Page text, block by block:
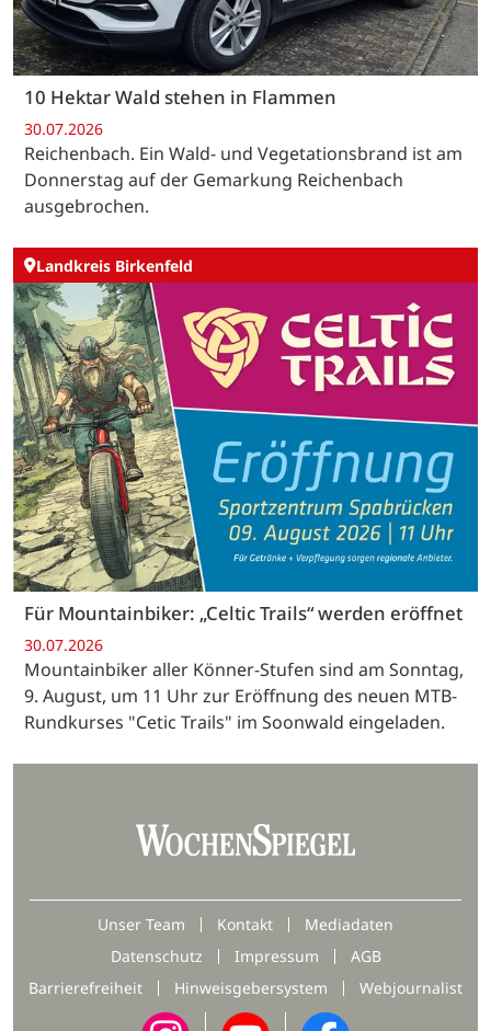
10 Hektar Wald stehen in Flammen
30.07.2026
Reichenbach. Ein Wald- und Vegetationsbrand ist am
Donnerstag auf der Gemarkung Reichenbach
ausgebrochen.
Landkreis Birkenfeld
Für Mountainbiker: „Celtic Trails“ werden eröffnet
30.07.2026
Mountainbiker aller Könner-Stufen sind am Sonntag,
9. August, um 11 Uhr zur Eröffnung des neuen MTB-
Rundkurses "Cetic Trails" im Soonwald eingeladen.
Unser Team Kontakt
Mediadaten
Datenschutz
Impressum
AGB
Barrierefreiheit
Hinweisgebersystem Webjournalist